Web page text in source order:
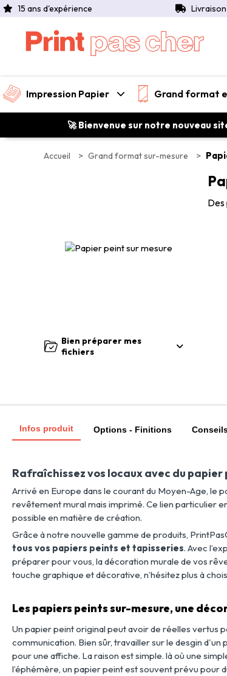
15 ans d'expérience
Impression Papier Grand format
🚀 Bienvenue sur notre nouveau
Accueil > Grand format sur-mesure >
Bien préparer mes
fichiers
Des
Infos produit Options - Finitions
Rafraîchissez vos locaux avec du
Arrivé en Europe dans le courant du Moyen-Age, le
revêtement mural mais imprimé. Ce lien particulier
possible en matière de création.
Grâce à notre nouvelle gamme de produits,
tous vos papiers peints et tapisseries. Avec
préparer pour vous, la décoration murale de vos
touche graphique et décorative, n’hésitez plus à
Les papiers peints sur-mesure, une
Un papier peint original peut avoir de réelles vertus
communication. Bien sûr, travailler sur le desgin
pour une affiche. La raison est simple. là où une
l’éphémère, un papier peint est souvent prévu pour